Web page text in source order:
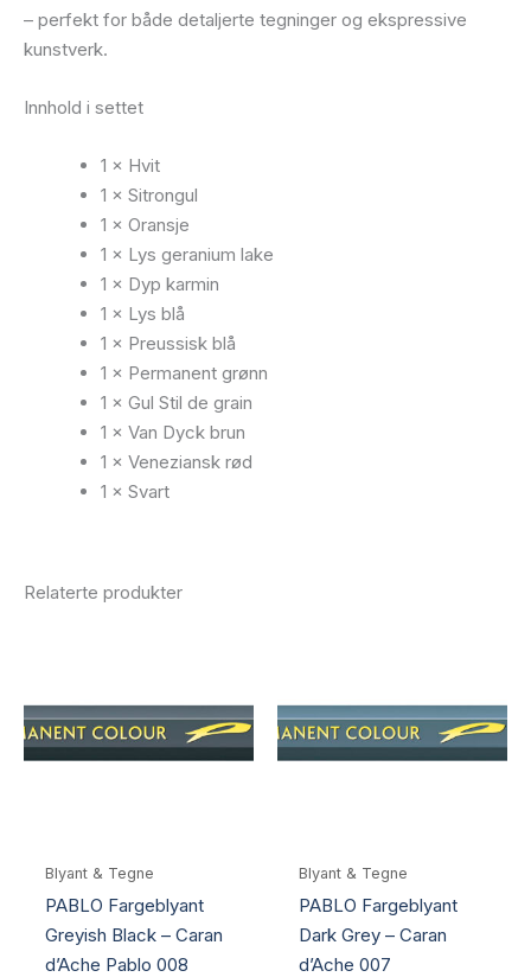
– perfekt for både detaljerte tegninger og ekspressive
kunstverk.
Innhold i settet
1 × Hvit
1 × Sitrongul
1 × Oransje
1 × Lys geranium lake
1 × Dyp karmin
1 × Lys blå
1 × Preussisk blå
1 × Permanent grønn
1 × Gul Stil de grain
1 × Van Dyck brun
1 × Veneziansk rød
1 × Svart
Relaterte produkter
Blyant & Tegne
PABLO Fargeblyant
Greyish Black – Caran
d’Ache Pablo 008
Blyant & Tegne
PABLO Fargeblyant
Dark Grey – Caran
d’Ache 007